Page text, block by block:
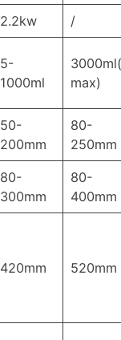
2.2kw /
5-
1000ml
3000ml(
max)
50-
200mm
80-
250mm
80-
300mm
80-
400mm
420mm 520mm